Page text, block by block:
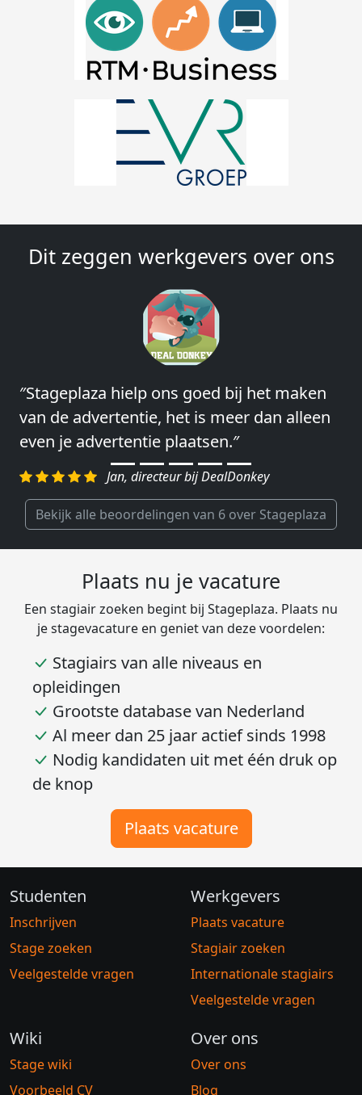
Dit zeggen werkgevers over ons
″Stageplaza hielp ons goed bij het maken
van de advertentie, het is meer dan alleen
even je advertentie plaatsen.″
Jan, directeur bij DealDonkey
″Wij hebben in ieder geval prima
ervaringen met Stageplaza: elke keer weer
weet Stageplaza prima kandidaten snel te
regelen.″
Harald, Head of Shared Service Center bij
VION Food Netherlands
Plaats nu je vacature
Een stagiair zoeken begint bij Stageplaza. Plaats nu
je stagevacature en geniet van deze voordelen:
Stagiairs van alle niveaus en
opleidingen
Grootste database van Nederland
Al meer dan 25 jaar actief sinds 1998
Plaats vacature
Studenten
Inschrijven
Werkgevers
Plaats vacature
Stagiair zoeken
Veelgestelde vragen
Wiki Over ons